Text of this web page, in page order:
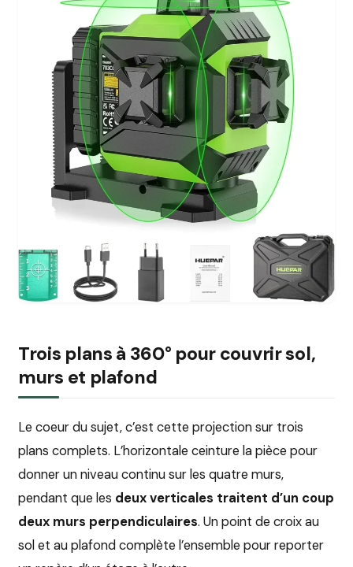
Trois plans à 360° pour couvrir sol,
murs et plafond
Le coeur du sujet, c’est cette projection sur trois
plans complets. L’horizontale ceinture la pièce pour
donner un niveau continu sur les quatre murs,
pendant que les deux verticales traitent d’un coup
deux murs perpendiculaires. Un point de croix au
sol et au plafond complète l’ensemble pour reporter